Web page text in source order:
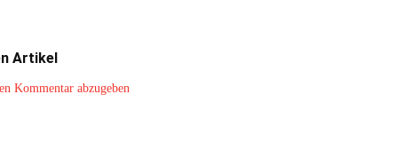
Artikel
Kommentar abzugeben